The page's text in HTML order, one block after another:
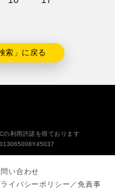
索」に戻る
の利用許諾を得ております
い合わせ
イバシーポリシー／免責事